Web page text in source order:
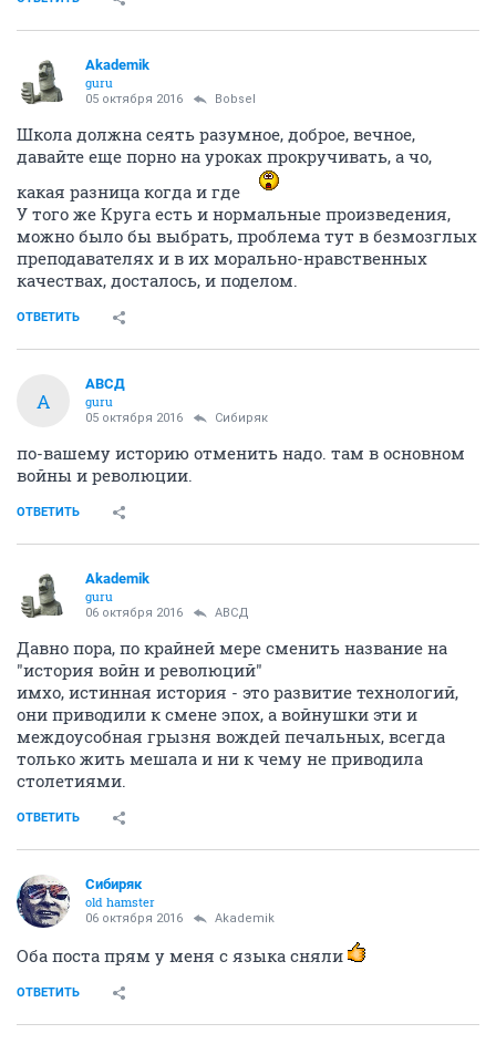
Akademik
guru
05 октября 2016 Bobsel
Школа должна сеять разумное, доброе, вечное,
давайте еще порно на уроках прокручивать, а чо,
какая разница когда и где
У того же Круга есть и нормальные произведения,
можно было бы выбрать, проблема тут в безмозглых
преподавателях и в их морально-нравственных
качествах, досталось, и поделом.
ОТВЕТИТЬ
А
АВСД
guru
05 октября 2016 Сибиряк
по-вашему историю отменить надо. там в основном
войны и революции.
ОТВЕТИТЬ
Akademik
guru
06 октября 2016 АВСД
Давно пора, по крайней мере сменить название на
"история войн и революций"
имхо, истинная история - это развитие технологий,
они приводили к смене эпох, а войнушки эти и
междоусобная грызня вождей печальных, всегда
только жить мешала и ни к чему не приводила
столетиями.
ОТВЕТИТЬ
Сибиряк
old hamster
06 октября 2016 Akademik
Оба поста прям у меня с языка сняли
ОТВЕТИТЬ